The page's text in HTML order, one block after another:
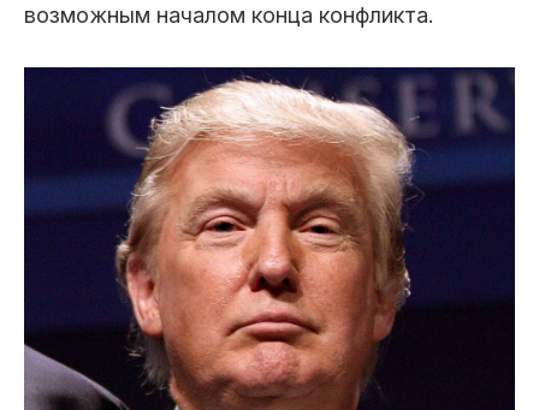
возможным началом конца конфликта.